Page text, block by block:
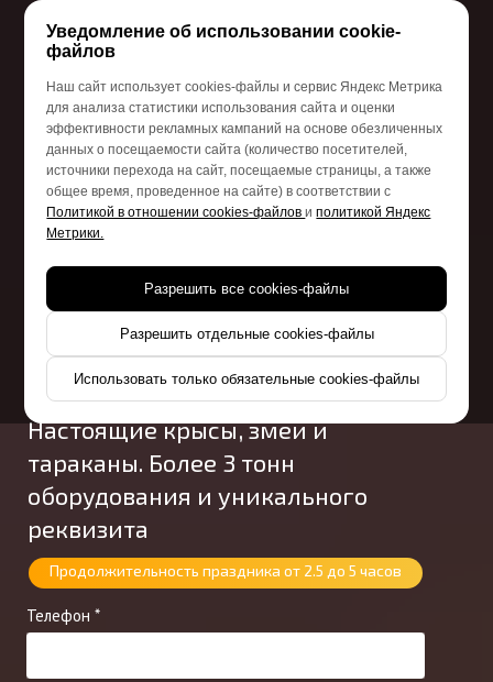
Уведомление об использовании cookie-
файлов
Наш сайт использует cookies-файлы и сервис Яндекс Метрика
для анализа статистики использования сайта и оценки
эффективности рекламных кампаний на основе обезличенных
данных о посещаемости сайта (количество посетителей,
источники перехода на сайт, посещаемые страницы, а также
общее время, проведенное на сайте) в соответствии с
Политикой в отношении cookies-файловиполитикой Яндекс
Метрики.
Разрешить все cookies-файлы
Разрешить отдельные cookies-файлы
Использовать только обязательные cookies-файлы
Продолжительность праздника от 2.5 до 5 часов
Телефон *
Настоящие крысы, змеи и
тараканы. Более 3 тонн
оборудования и уникального
реквизита
Праздник, который запомнится
на всю жизнь
Детский день рождения
в формате
легендарного
телешоу«Форт Боярд»
Заказать звонок
+7 (499) 302-37-23